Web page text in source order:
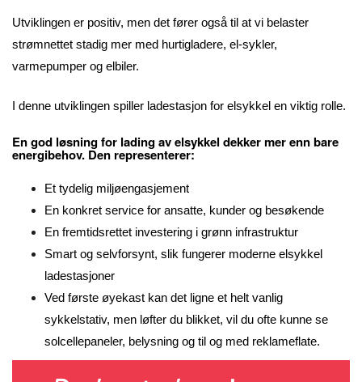
Utviklingen er positiv, men det fører også til at vi belaster
strømnettet stadig mer med hurtigladere, el-sykler,
varmepumper og elbiler.
I denne utviklingen spiller ladestasjon for elsykkel en viktig rolle.
En god løsning for lading av elsykkel dekker mer enn bare
energibehov. Den representerer:
Et tydelig miljøengasjement
En konkret service for ansatte, kunder og besøkende
En fremtidsrettet investering i grønn infrastruktur
Smart og selvforsynt, slik fungerer moderne elsykkel
ladestasjoner
Ved første øyekast kan det ligne et helt vanlig
sykkelstativ, men løfter du blikket, vil du ofte kunne se
solcellepaneler, belysning og til og med reklameflate.